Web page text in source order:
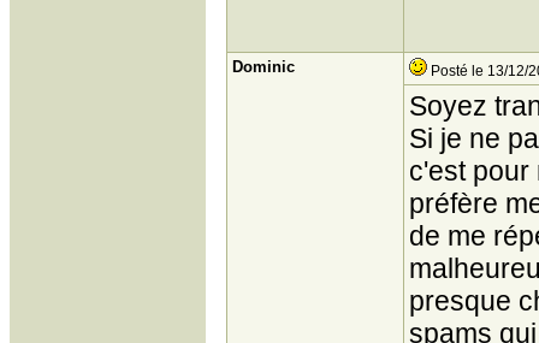
Dominic Posté le 13/12/
Soyez
Si je ne
c'est pour
préfère
de me
presque
spams